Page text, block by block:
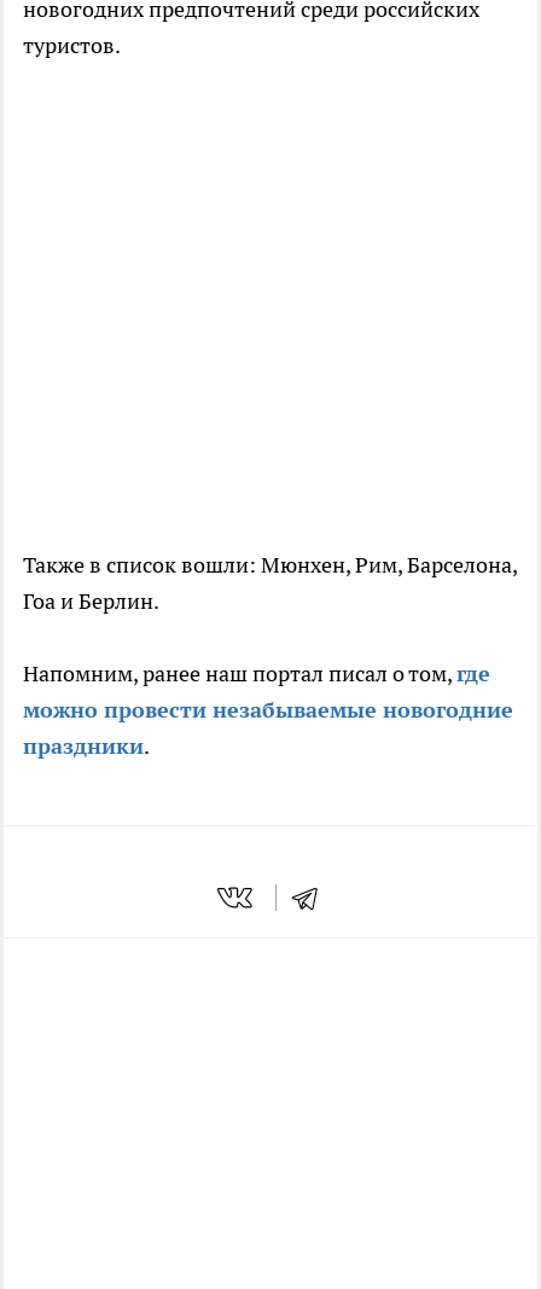
новогодних предпочтений среди российских
туристов.
Также в список вошли: Мюнхен, Рим, Барселона,
Гоа и Берлин.
Напомним, ранее наш портал писал о том,где
можно провести незабываемые новогодние
праздники.